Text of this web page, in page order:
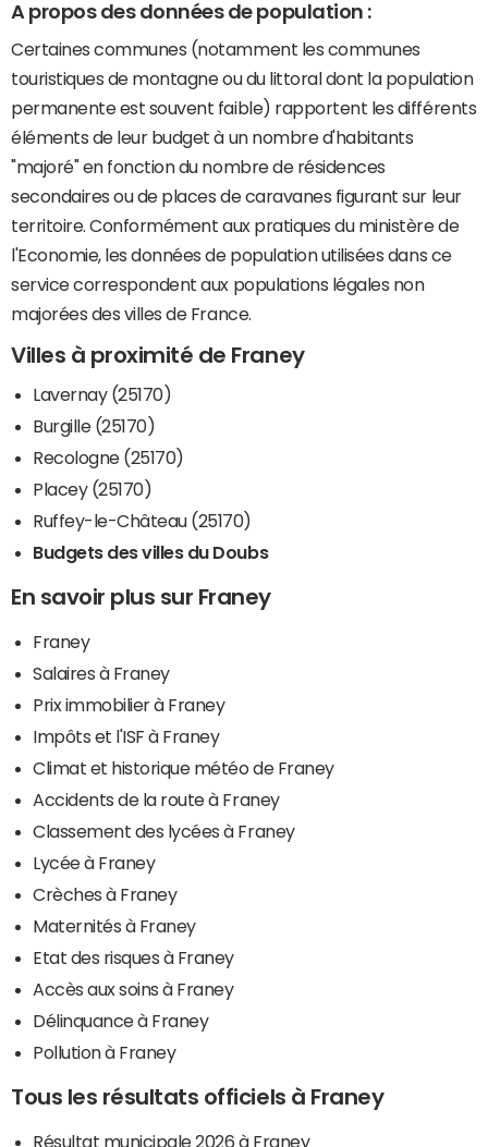
A propos des données de population :
Certaines communes (notamment les communes
touristiques de montagne ou du littoral dont la population
permanente est souvent faible) rapportent les différents
éléments de leur budget à un nombre d'habitants
"majoré" en fonction du nombre de résidences
secondaires ou de places de caravanes figurant sur leur
territoire. Conformément aux pratiques du ministère de
l'Economie, les données de population utilisées dans ce
service correspondent aux populations légales non
majorées des villes de France.
Villes à proximité de Franey
Lavernay (25170)
Burgille (25170)
Recologne (25170)
Placey (25170)
Ruffey-le-Château (25170)
Budgets des villes du Doubs
En savoir plus sur Franey
Franey
Salaires à Franey
Prix immobilier à Franey
Impôts et l'ISF à Franey
Climat et historique météo de Franey
Accidents de la route à Franey
Classement des lycées à Franey
Lycée à Franey
Crèches à Franey
Maternités à Franey
Etat des risques à Franey
Accès aux soins à Franey
Délinquance à Franey
Pollution à Franey
Tous les résultats officiels à Franey
Résultat municipale 2026 à Franey